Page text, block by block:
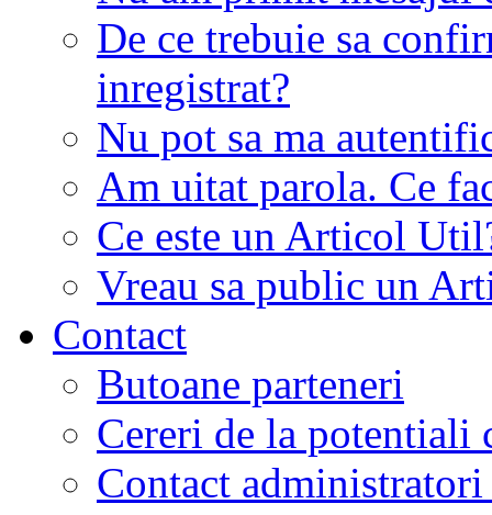
De ce trebuie sa
inregistrat?
Nu pot sa ma
Am uitat parola. Ce
Ce este un Articol
Vreau sa public un
Contact
Butoane parteneri
Cereri de la potentiali
Contact